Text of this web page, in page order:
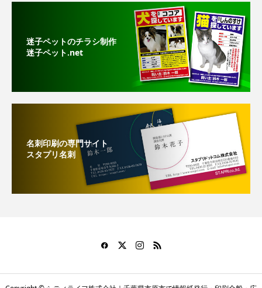
迷子ペットのチラシ制作
迷子ペット.net
名刺印刷の専門サイト
スタプリ名刺